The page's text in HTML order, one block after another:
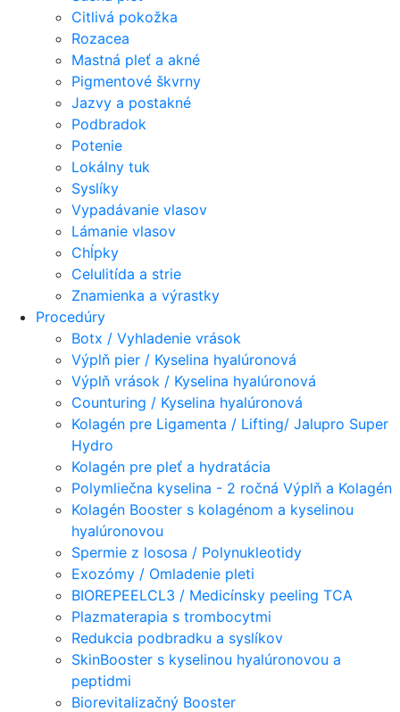
Citlivá pokožka
Rozacea
Mastná pleť a akné
Pigmentové škvrny
Jazvy a postakné
Podbradok
Potenie
Lokálny tuk
Syslíky
Vypadávanie vlasov
Lámanie vlasov
Chĺpky
Celulitída a strie
Znamienka a výrastky
Procedúry
Botx / Vyhladenie vrások
Výplň pier / Kyselina hyalúronová
Výplň vrások / Kyselina hyalúronová
Counturing / Kyselina hyalúronová
Kolagén pre Ligamenta / Lifting/ Jalupro Super
Hydro
Kolagén pre pleť a hydratácia
Polymliečna kyselina - 2 ročná Výplň a Kolagén
Kolagén Booster s kolagénom a kyselinou
hyalúronovou
Spermie z lososa / Polynukleotidy
Exozómy / Omladenie pleti
BIOREPEELCL3 / Medicínsky peeling TCA
Plazmaterapia s trombocytmi
Redukcia podbradku a syslíkov
SkinBooster s kyselinou hyalúronovou a
peptidmi
Biorevitalizačný Booster